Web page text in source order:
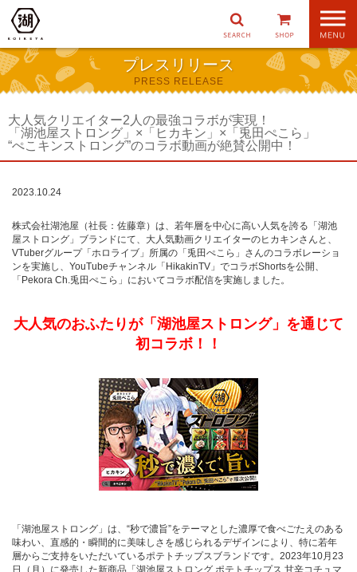
ナ
ゲ
ー
シ
ョ
プレスリリース
PRESS RELEASE
大人気クリエイター2人の最強コラボが実現！
「湖池屋ストロング」×「ヒカキン」×「兎田ぺこら」
“ぺこキンストロング”のコラボ動画が絶賛公開中！
2023.10.24
株式会社湖池屋（社長：佐藤章）は、若年層を中心に高い人気を誇る「湖池
屋ストロング」ブランドにて、大人気動画クリエイターのヒカキンさんと、
VTuberグループ「ホロライブ」所属の「兎田ぺこら」さんのコラボレーショ
ンを実施し、YouTubeチャンネル「HikakinTV」でコラボShortsを公開、
「Pekora Ch.兎田ぺこら」においてコラボ配信を実施しました。
大人気のおふたりが「湖池屋ストロング」を通じて
初コラボ！！
「湖池屋ストロング」は、“秒で濃旨”をテーマとした濃厚で食べごたえのある
味わい、直感的・瞬間的に美味しさを感じられるデザインにより、特に若年
層からご支持をいただいているポテトチップスブランドです。2023年10月23
日（月）に発売した新商品「湖池屋ストロング ポテトチップス 甘辛コチュマ